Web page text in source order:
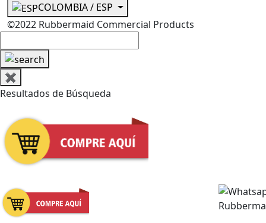
COLOMBIA / ESP
©2022 Rubbermaid Commercial Products
✖
Resultados de Búsqueda